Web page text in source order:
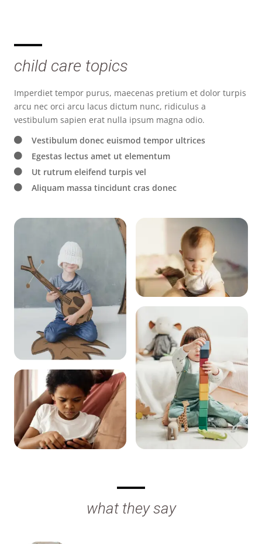
child care topics
Imperdiet tempor purus, maecenas pretium et dolor turpis
arcu nec orci arcu lacus dictum nunc, ridiculus a
vestibulum sapien erat nulla ipsum magna odio.
Vestibulum donec euismod tempor ultrices
Egestas lectus amet ut elementum
Ut rutrum eleifend turpis vel
Aliquam massa tincidunt cras donec
what they say